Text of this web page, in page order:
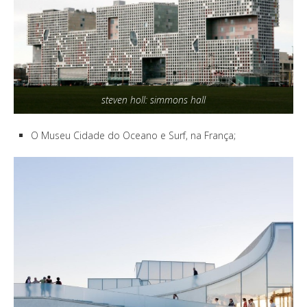
steven holl: simmons hall
O Museu Cidade do Oceano e Surf, na França;